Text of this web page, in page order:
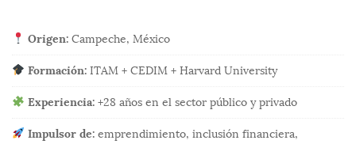
Origen:Campeche, México
Formación:ITAM + CEDIM + Harvard University
Experiencia:+28 años en el sector público y privado
Impulsor de:emprendimiento, inclusión financiera,